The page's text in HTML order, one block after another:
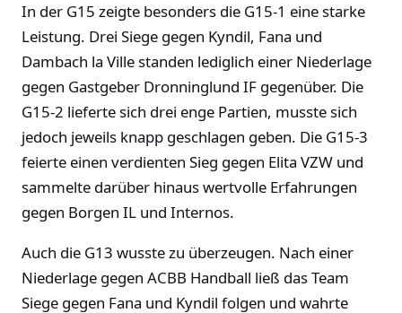
In der G15 zeigte besonders die G15-1 eine starke
Leistung. Drei Siege gegen Kyndil, Fana und
Dambach la Ville standen lediglich einer Niederlage
gegen Gastgeber Dronninglund IF gegenüber. Die
G15-2 lieferte sich drei enge Partien, musste sich
jedoch jeweils knapp geschlagen geben. Die G15-3
feierte einen verdienten Sieg gegen Elita VZW und
sammelte darüber hinaus wertvolle Erfahrungen
gegen Borgen IL und Internos.
Auch die G13 wusste zu überzeugen. Nach einer
Niederlage gegen ACBB Handball ließ das Team
Siege gegen Fana und Kyndil folgen und wahrte